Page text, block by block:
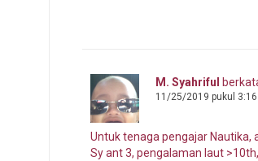
M. Syahriful
11/25/2019 pukul 3:16
Untuk tenaga pengajar Nautika,
Sy ant 3, pengalaman laut